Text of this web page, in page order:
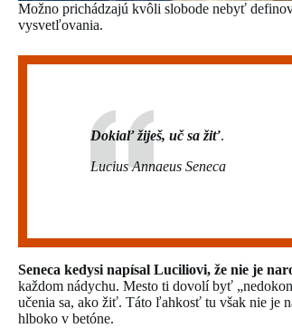
Možno prichádzajú kvôli slobode nebyť
vysvetľovania.
Dokiaľ žiješ, uč sa žiť.
Lucius Annaeus Seneca
Seneca kedysi napísal Luciliovi, že nie je
každom nádychu. Mesto ti dovolí byť
učenia sa, ako žiť. Táto ľahkosť tu však nie je
hlboko v betóne.